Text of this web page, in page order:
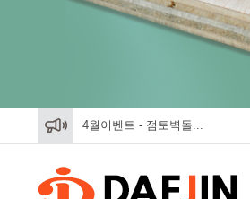
4월이벤트 - 점토벽돌...